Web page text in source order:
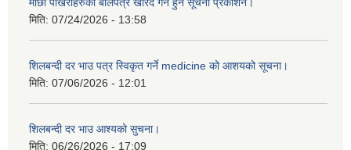
मिति: 07/24/2026 - 13:58
शिलबन्दी दर भाउ पत्र स्विकृत गर्ने medicine को आशयको सूचना।
मिति: 07/06/2026 - 12:01
शिलबन्दी दर भाउ आश्यको सुचना।
मिति: 06/26/2026 - 17:09